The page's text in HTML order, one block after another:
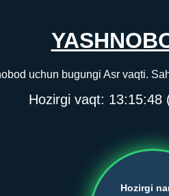
uchun bugungi Asr vaqti.
Hozirgi vaqt: 13:15:48
Hozirgi